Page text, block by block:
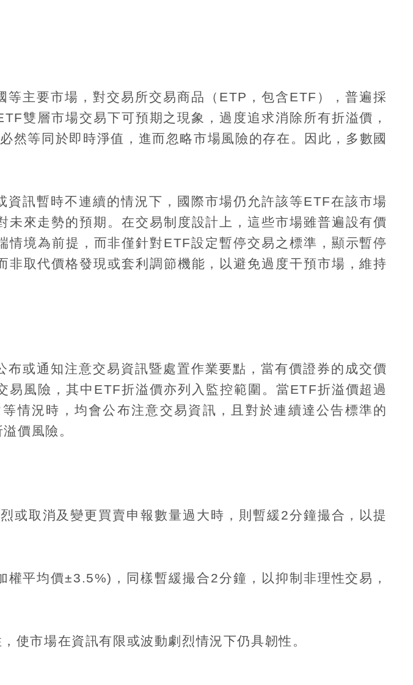
主要市場，對交易所交易商品（ ETP ，包含ETF ），普遍採
雙層市場交易下可預期之現象，過度追求消除所有折溢價，
然等同於即時淨值，進而忽略市場風險的存在。因此，多數國
訊暫時不連續的情況下，國際市場仍允許該等ETF在該市場
來走勢的預期。在交易制度設計上，這些市場雖普遍設有價
情境為前提，而非僅針對ETF設定暫停交易之標準，顯示暫停
取代價格發現或套利調節機能，以避免過度干預市場，維持
或通知注意交易資訊暨處置作業要點，當有價證券的成交價
易風險，其中 ETF折溢價亦列入監控範圍。當ETF折溢價超過
情況時，均會公布注意交易資訊，且對於連續達公告標準的
價風險。
或取消及變更買賣申報數量過大時，則暫緩2分鐘撮合，以提
權平均價±3.5%) ，同樣暫緩撮合2分鐘，以抑制非理性交易，
使市場在資訊有限或波動劇烈情況下仍具韌性。